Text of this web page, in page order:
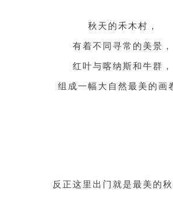
秋天的禾木村，
有着不同寻常的美景，
红叶与喀纳斯和牛群，
组成一幅大自然最美的画
反正这里出门就是最美的